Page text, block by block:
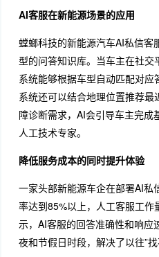
AI客服在新能源场景的应用
螳螂科技的新能源汽车AI私信
型的问答知识库。当车主在社交
系统能够根据车型自动匹配对应
系统还可以结合地理位置推荐
障诊断需求，AI会引导车主完
人工技术专家。
降低服务成本的同时提升体验
一家头部新能源车企在部署AI私
率达到85%以上，人工客服工
示，AI客服的回答准确性和响应
夜和节假日时段，解决了以往”找